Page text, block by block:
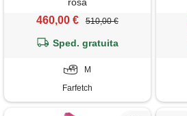
rosa
460,00 € 510,00 €
Sped. gratuita
M
Farfetch